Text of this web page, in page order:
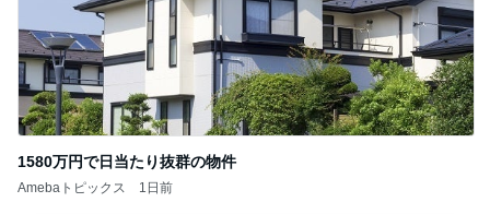
1580万円で日当たり抜群の物件
Amebaトピックス 1日前